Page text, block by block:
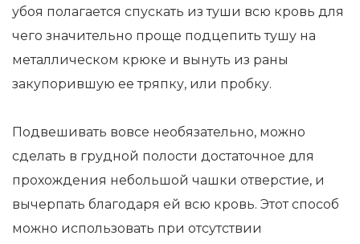
убоя полагается спускать из туши всю кровь для
чего значительно проще подцепить тушу на
металлическом крюке и вынуть из раны
закупорившую ее тряпку, или пробку.
Подвешивать вовсе необязательно, можно
сделать в грудной полости достаточное для
прохождения небольшой чашки отверстие, и
вычерпать благодаря ей всю кровь. Этот способ
можно использовать при отсутствии